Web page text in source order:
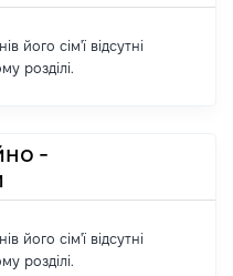
його сім'ї відсутні
розділі.
-
його сім'ї відсутні
розділі.